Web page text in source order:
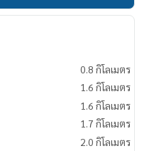
0.8 กิโลเมตร
1.6 กิโลเมตร
1.6 กิโลเมตร
1.7 กิโลเมตร
2.0 กิโลเมตร